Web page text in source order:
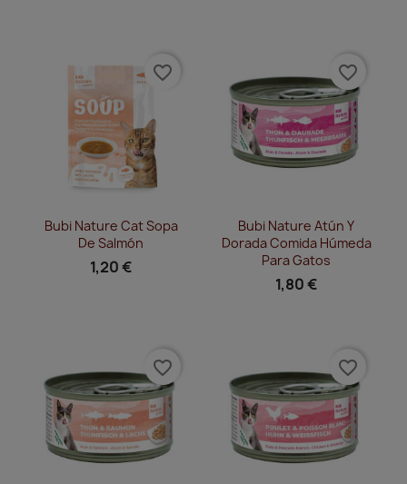
Vista rápida
Bubi Nature Cat Sopa
De Salmón
1,20 €
favorite_border
Vista rápida
Bubi Nature Atún Y
Dorada Comida Húmeda
Para Gatos
1,80 €
favorite_border
favorite_border favorite_border